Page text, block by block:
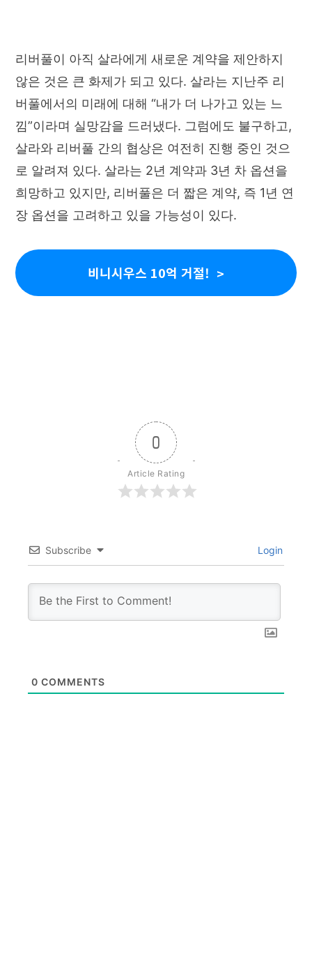
리버풀이 아직 살라에게 새로운 계약을 제안하지
않은 것은 큰 화제가 되고 있다. 살라는 지난주 리
버풀에서의 미래에 대해 “내가 더 나가고 있는 느
낌”이라며 실망감을 드러냈다. 그럼에도 불구하고,
살라와 리버풀 간의 협상은 여전히 진행 중인 것으
로 알려져 있다. 살라는 2년 계약과 3년 차 옵션을
희망하고 있지만, 리버풀은 더 짧은 계약, 즉 1년 연
장 옵션을 고려하고 있을 가능성이 있다.
비니시우스 10억 거절!
0
Article Rating
Subscribe Login
0 COMMENTS